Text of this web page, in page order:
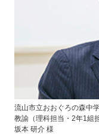
流山市立おおぐろの森中
教諭（理科担当・2年1組
坂本 研介 様